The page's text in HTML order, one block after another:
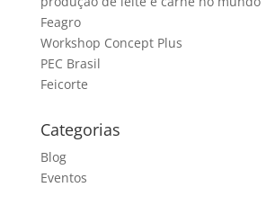
Feagro
Workshop Concept Plus
PEC Brasil
Feicorte
Categorias
Blog
Eventos